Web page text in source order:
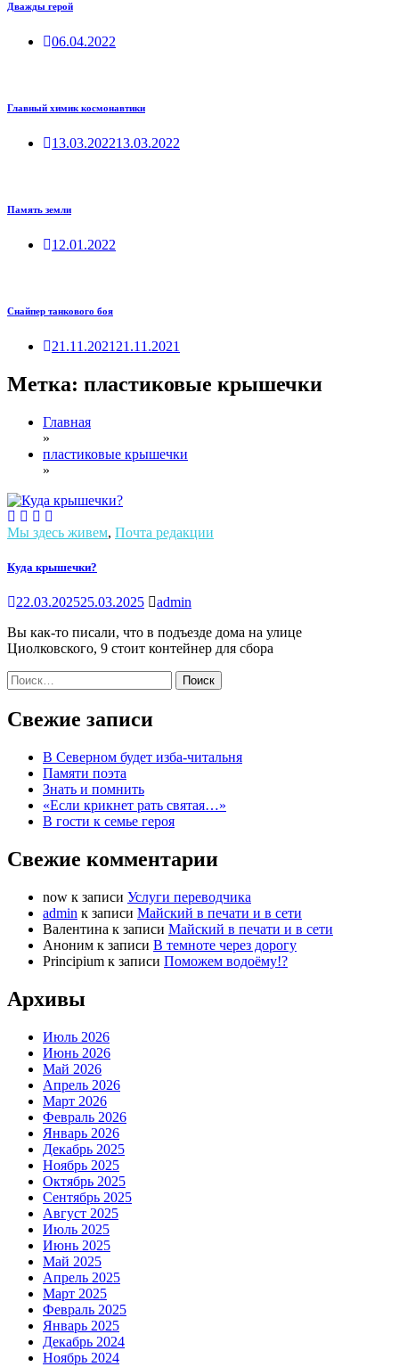
Дважды герой
06.04.2022
Главный химик космонавтики
13.03.202213.03.2022
Память земли
12.01.2022
Снайпер танкового боя
21.11.2021 21.11.2021
Метка: пластиковые крышечки
Главная
»
пластиковые крышечки
»
Мы здесь живем, Почта редакции
Куда крышечки?
22.03.202525.03.2025
admin
Вы как-то писали, что в подъезде дома на улице
Циолковского, 9 стоит контейнер для сбора
Найти:
Свежие записи
В Северном будет изба-читальня
Памяти поэта
Знать и помнить
«Если крикнет рать святая…»
В гости к семье героя
Свежие комментарии
now к записи Услуги переводчика
admin к записи Майский в печати и в сети
Валентина к записи Майский в печати и в сети
Аноним к записи В темноте через дорогу
Principium к записи Поможем водоёму!?
Архивы
Июль 2026
Июнь 2026
Май 2026
Апрель 2026
Март 2026
Февраль 2026
Январь 2026
Декабрь 2025
Ноябрь 2025
Октябрь 2025
Сентябрь 2025
Август 2025
Июль 2025
Июнь 2025
Май 2025
Апрель 2025
Март 2025
Февраль 2025
Январь 2025
Декабрь 2024
Ноябрь 2024